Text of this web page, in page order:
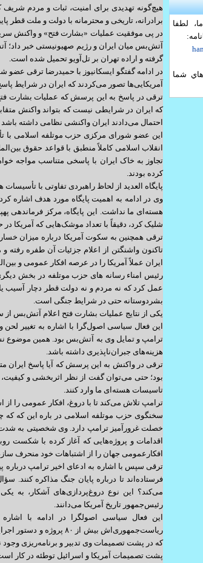
لطفا
شما
هیچ‌گونه تهدیدی برای امنیت، ثبات و مردم
برادرانه، تاریخی و محترمانه با دولت و ملت قطر
در پی موفقیت عملیات «بشارت فتح» و واکنش
آتش‌بس میان ایران و رژیم صهیونیستی خبر داد؛
گرفته و اراده تهران بر تل‌آویو تحمیل شده است.
در ادامه گفتگو ایسکانیوز با حمیدرضا ترقی
آمریکایی‌ها تصور می‌کردند که ایران در شرایط
ترقی در پاسخ به این پرسش که عملیات بشارت
که ایران در شرایطی نیست که بتواند واکنش
احتمال می‌دادند ایران واکنشی نظامی داشته
این عضو شورای مرکزی حزب موتلفه اسلامی با
انقلاب اسلامی کاملاً منطبق با قواعد حقوق
تجاوز به خاک ایران با پاسخی متناسب مواجه
کرده بودند.
پایگاه العدید از لحاظ راهبردی تفاوتی با
وی در ادامه به اهمیت پایگاه مورد هدف اشاره
هسته‌ای ما نداشت. این پایگاه، مرکز فرماندهی
شلیک کرد، دقیقاً با تعداد موشک‌هایی که آمریکا
ترقی همچنین به سکوت آمریکا درباره میزان
تاکنون واشنگتن از اعلام جزئیات آن طفره
ایران عملاً آمریکا را در عرصه افکار عمومی و
رئیس امناء رسانه های حزب موتلفه در بخش
عمل کرد که نه مردم و نه دولت قطر دچار آسیب
بشردوستانه حتی در شرایط جنگی است.
یکی از نتایج عملیات بشارت فتح اعلام آتش‌بس
این فعال سیاسی اصول‌گرا با اشاره به تغییر
ترامپ و تمایل وی به آتش‌بس بود. همین موضوع
هزینه‌های جبران‌ناپذیری داشته باشد.
ترقی در واکنش به این پرسش که آیا پاسخ ایران
بود؛ حتی می‌توان گفت از نظر اثربخشی و کیفیت،
تاسیسات هسته‌ای ما وارد کنند.
ترامپ تلاش می‌کند تا با دروغ، افکار عمومی را
سخنگوی حزب موتلفه اسلامی در باره این که که
خصلت غرورآمیز ترامپ دارد. وی شخصیتی به ‌شدت
اقدامات و پروژه‌هایی که آغاز کرده با شکست
افکارعمومی جهان را از اشتباهات خود منحرف
ترقی سپس با اشاره به ادعای اخیر ترامپ
فرستاده‌اند تا درباره پایان جنگ مذاکره
می‌کند؟ این نوع دروغ‌پردازی‌های آشکار، به
رئیس‌جمهور تاریخ آمریکا می‌دانند.
این فعال سیاسی اصولگرا در ادامه با
ریاست‌جمهوری‌اش بیش از
که در پشت تصمیمات وی تدبیر و برنامه‌ریزی
پشت تصمیمات آمریکا و اسرائیل توطئه‌ در کار